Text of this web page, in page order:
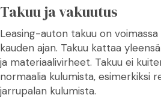
Takuu ja vakuutus
Leasing-auton takuu on
kauden ajan. Takuu kattaa
ja materiaalivirheet. Takuu ei
normaalia kulumista, esimerkiksi
jarrupalan kulumista.